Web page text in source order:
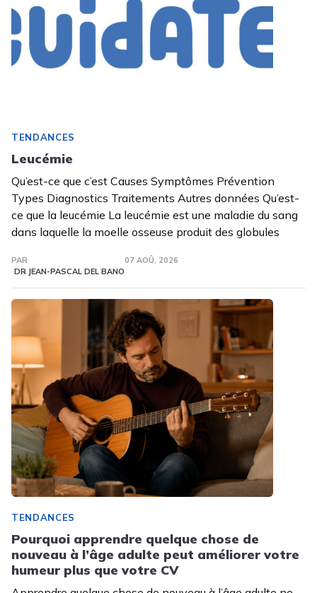
TENDANCES
Leucémie
Qu’est-ce que c’est Causes Symptômes Prévention
Types Diagnostics Traitements Autres données Qu’est-
ce que la leucémie La leucémie est une maladie du sang
dans laquelle la moelle osseuse produit des globules
PAR
DR JEAN-PASCAL DEL BANO
07 AOÛ. 2026
TENDANCES
Pourquoi apprendre quelque chose de
nouveau à l’âge adulte peut améliorer votre
humeur plus que votre CV